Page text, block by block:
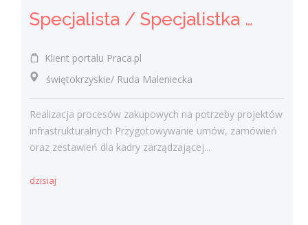
Specjalista / Specjalistka ds. Zakupów
Klient portalu Praca.pl
świętokrzyskie/ Ruda Maleniecka
Realizacja procesów zakupowych na potrzeby projektów
infrastrukturalnych Przygotowywanie umów, zamówień
oraz zestawień dla kadry zarządzającej...
dzisiaj